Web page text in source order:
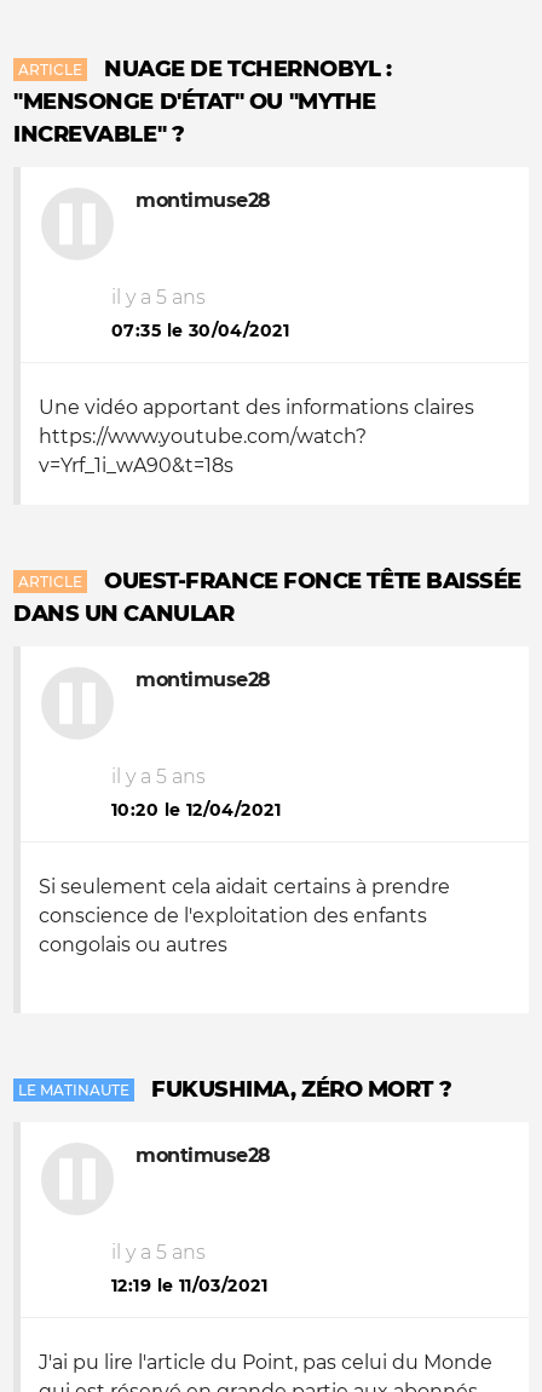
ARTICLE
NUAGE DE TCHERNOBYL :
"MENSONGE D'ÉTAT" OU "MYTHE
INCREVABLE" ?
montimuse28
il y a 5 ans
07:35 le 30/04/2021
Une vidéo apportant des informations claires
https://www.youtube.com/watch?
v=Yrf_1i_wA90&t=18s
ARTICLE
OUEST-FRANCE FONCE TÊTE BAISSÉE
DANS UN CANULAR
montimuse28
il y a 5 ans
10:20 le 12/04/2021
Si seulement cela aidait certains à prendre
conscience de l'exploitation des enfants
congolais ou autres
LE MATINAUTE FUKUSHIMA, ZÉRO MORT ?
montimuse28
il y a 5 ans
12:19 le 11/03/2021
J'ai pu lire l'article du Point, pas celui du Monde